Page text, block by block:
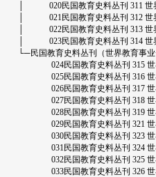
│ 020民国教育史料丛刊 311 世界
│ 021民国教育史料丛刊 312 世界
│ 022民国教育史料丛刊 313 世界
│ 023民国教育史料丛刊 314 世界
└─民国教育史料丛刊（世界教育事业
024民国教育史料丛刊 315 世界
025民国教育史料丛刊 316 世界
026民国教育史料丛刊 317 世界
027民国教育史料丛刊 318 世界
028民国教育史料丛刊 319 世界
029民国教育史料丛刊 321 世界
030民国教育史料丛刊 323 世界
031民国教育史料丛刊 324 世界
032民国教育史料丛刊 325 世界
033民国教育史料丛刊 326 世界